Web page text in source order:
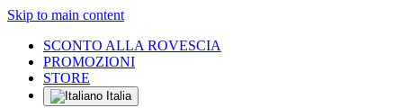
Skip to main content
SCONTO ALLA ROVESCIA
PROMOZIONI
STORE
Italia